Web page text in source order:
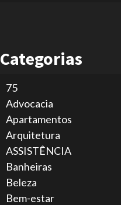
Categorias
75
Advocacia
Apartamentos
Arquitetura
ASSISTÊNCIA
Banheiras
Beleza
Bem-estar